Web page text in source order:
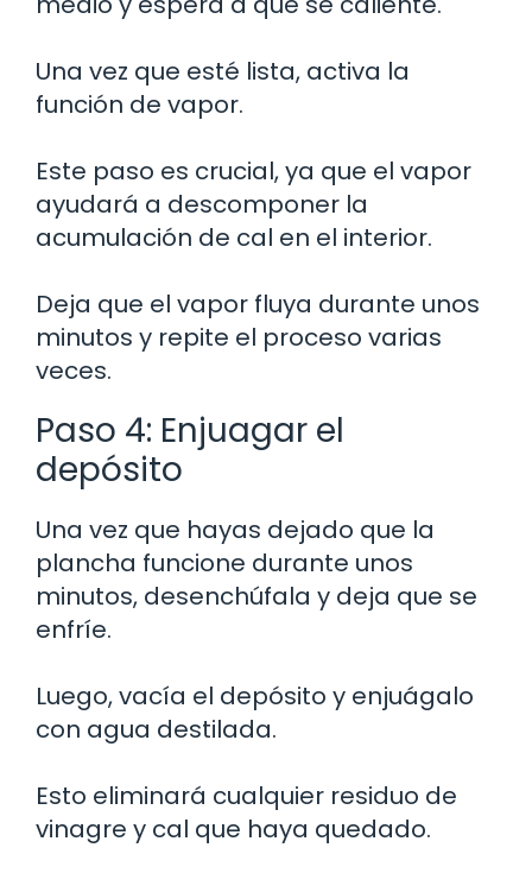
Una vez que esté lista, activa la
función de vapor.
Este paso es crucial, ya que el vapor
ayudará a descomponer la
acumulación de cal en el interior.
Deja que el vapor fluya durante unos
minutos y repite el proceso varias
veces.
Paso 4: Enjuagar el
depósito
Una vez que hayas dejado que la
plancha funcione durante unos
minutos, desenchúfala y deja que se
enfríe.
Luego, vacía el depósito y enjuágalo
con agua destilada.
Esto eliminará cualquier residuo de
vinagre y cal que haya quedado.